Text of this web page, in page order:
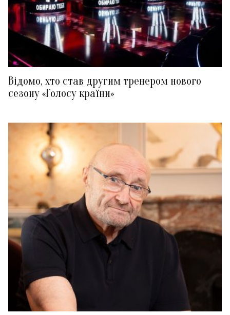
Відомо, хто став другим тренером нового
сезону «Голосу країни»